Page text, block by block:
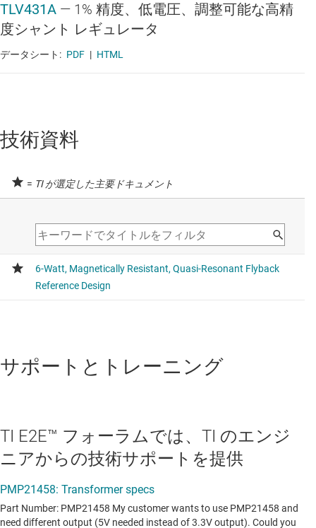
TLV431A — 1% 精度、低電圧、調整可能な高精
度シャント レギュレータ
データシート: PDF | HTML
技術資料
= TI が選定した主要ドキュメント
サポートとトレーニング
TI E2E™ フォーラムでは、TI のエンジ
ニアからの技術サポートを提供